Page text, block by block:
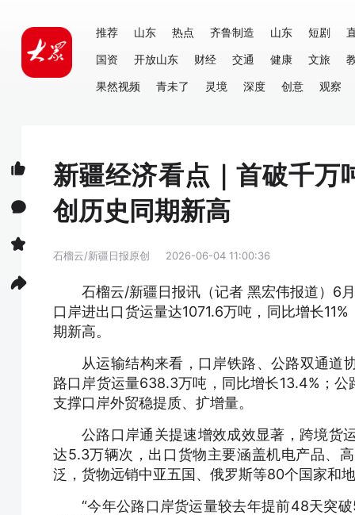
推荐 山东 热点 齐鲁制造 山东 短剧
国资
开放山东 财经 交通 健康 文旅
果然视频
青未了 灵境 深度 创意 观察
新疆经济看点｜首破千万
创历史同期新高
石榴云/新疆日报原创 2026-06-04 11:00:36
石榴云/新疆日报讯（记者 黑宏伟报道）6
口岸进出口货运量达1071.6万吨，同比增长
期新高。
从运输结构来看，口岸铁路、公路双通道
路口岸货运量638.3万吨，同比增长13.4%；
支撑口岸外贸稳提质、扩增量。
公路口岸通关提速增效成效显著，跨境货
达5.3万辆次，出口货物主要涵盖机电产品、
泛，货物远销中亚五国、俄罗斯等80个国家和
“今年公路口岸货运量较去年提前48天突